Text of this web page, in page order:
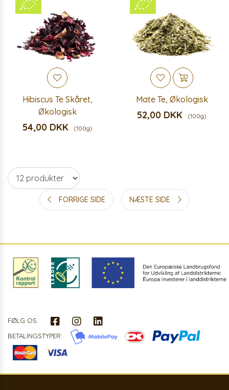
Hibiscus Te Skåret,
Økologisk
54,00 DKK (100g)
Mate Te, Økologisk
52,00 DKK (100g)
FORRIGE SIDE NÆSTE SIDE
FØLG OS:
BETALINGSTYPER: